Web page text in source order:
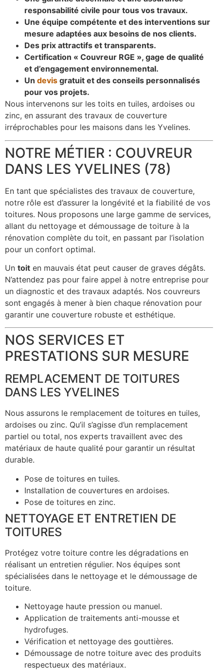
responsabilité civile pour tous vos travaux.
Une équipe compétente et des interventions sur
mesure adaptées aux besoins de nos clients.
Des prix attractifs et transparents.
Certification « Couvreur RGE », gage de qualité
et d’engagement environnemental.
Un devis gratuit et des conseils personnalisés
pour vos projets.
Nous intervenons sur les toits en tuiles, ardoises ou
zinc, en assurant des travaux de couverture
irréprochables pour les maisons dans les Yvelines.
NOTRE MÉTIER : COUVREUR
DANS LES YVELINES (78)
En tant que spécialistes des travaux de couverture,
notre rôle est d’assurer la longévité et la fiabilité de vos
toitures. Nous proposons une large gamme de services,
allant du nettoyage et démoussage de toiture à la
rénovation complète du toit, en passant par l’isolation
pour un confort optimal.
Un toit en mauvais état peut causer de graves dégâts.
N’attendez pas pour faire appel à notre entreprise pour
un diagnostic et des travaux adaptés. Nos couvreurs
sont engagés à mener à bien chaque rénovation pour
garantir une couverture robuste et esthétique.
NOS SERVICES ET
PRESTATIONS SUR MESURE
REMPLACEMENT DE TOITURES
DANS LES YVELINES
Nous assurons le remplacement de toitures en tuiles,
ardoises ou zinc. Qu’il s’agisse d’un remplacement
partiel ou total, nos experts travaillent avec des
matériaux de haute qualité pour garantir un résultat
durable.
Pose de toitures en tuiles.
Installation de couvertures en ardoises.
Pose de toitures en zinc.
NETTOYAGE ET ENTRETIEN DE
TOITURES
Protégez votre toiture contre les dégradations en
réalisant un entretien régulier. Nos équipes sont
spécialisées dans le nettoyage et le démoussage de
toiture.
Nettoyage haute pression ou manuel.
Application de traitements anti-mousse et
hydrofuges.
Vérification et nettoyage des gouttières.
Démoussage de notre toiture avec des produits
respectueux des matériaux.